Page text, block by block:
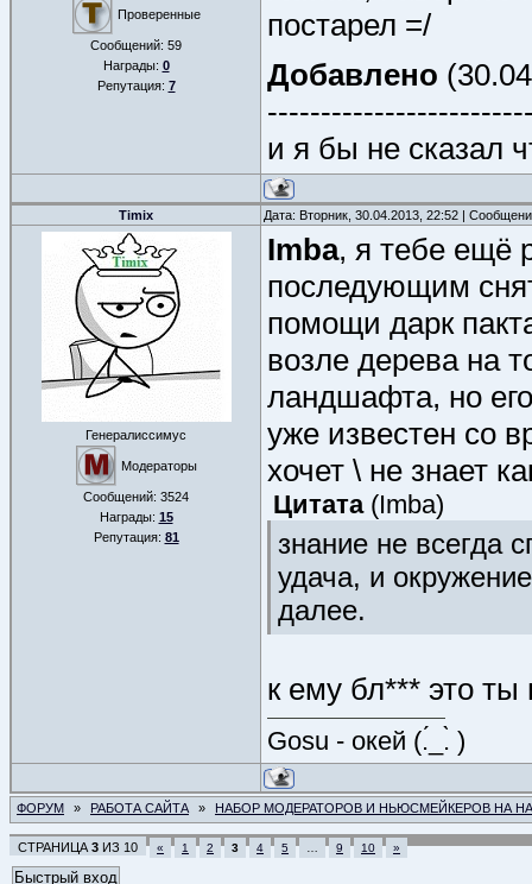
Проверенные
Сообщений: 59
Награды: 0
Репутация: 7
постарел =/
Добавлено
и я бы не сказал
Timix Дата: Вторник, 30.04.2013, 22:52 |
Генералиссимус
Модераторы
Сообщений: 3524
Награды: 15
Репутация: 81
Imba, я тебе ещё
последующим
помощи дарк
возле дерева на
ландшафта, но
уже известен со
хочет \ не знает
Цитата(Imba)
знание не всегда
удача, и
далее.
к ему бл*** это ты
Gosu - окей (.́_.̀ )
ФОРУМ » РАБОТА САЙТА » НАБОР МОДЕРАТОРОВ И НЬЮСМЕЙКЕРОВ НА
СТРАНИЦА 3 ИЗ 10 « 1 2 3 4 5 9 10 »